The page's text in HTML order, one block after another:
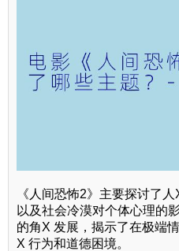
《人间恐怖2》主要探讨了
以及社会冷漠对个体心理的
的角X 发展，揭示了在极端
X 行为和道德困境。